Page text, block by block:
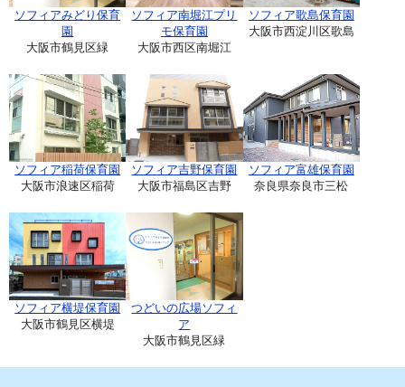
ソフィアみどり保育
園
大阪市鶴見区緑
ソフィア南堀江プリ
モ保育園
大阪市西区南堀江
ソフィア歌島保育園
大阪市西淀川区歌島
ソフィア稲荷保育園
大阪市浪速区稲荷
ソフィア吉野保育園
大阪市福島区吉野
ソフィア富雄保育園
奈良県奈良市三松
ソフィア横堤保育園
大阪市鶴見区横堤
つどいの広場ソフィ
ア
大阪市鶴見区緑